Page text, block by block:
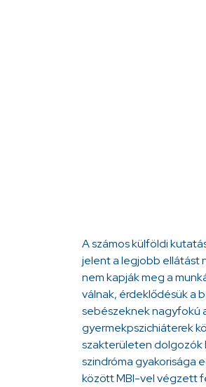
A számos külföldi
jelent a legjobb ellátást
nem kapják meg a
válnak, érdeklődésük a
sebészeknek nagyfokú
gyermekpszichiáterek
szakterületen dolgozók
szindróma gyakorisága
között MBI-vel végzett